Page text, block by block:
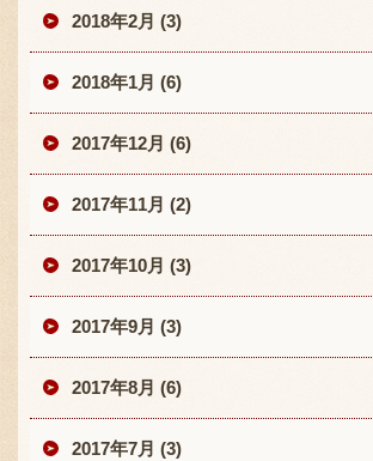
2018年2月 (3)
2018年1月 (6)
2017年12月 (6)
2017年11月 (2)
2017年10月 (3)
2017年9月 (3)
2017年8月 (6)
2017年7月 (3)